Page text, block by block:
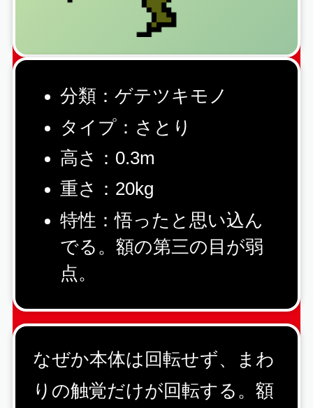
分類：ゲテツキモノ
タイプ：さとり
高さ：0.3m
重さ：20kg
特性：悟ったと思い込ん
でる。額の第三の目が弱
点。
なぜか本体は回転せず、まわ
りの触覚だけが回転する。額